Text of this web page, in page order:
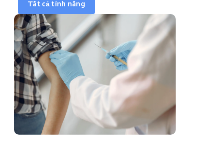
Tất cả tính năng